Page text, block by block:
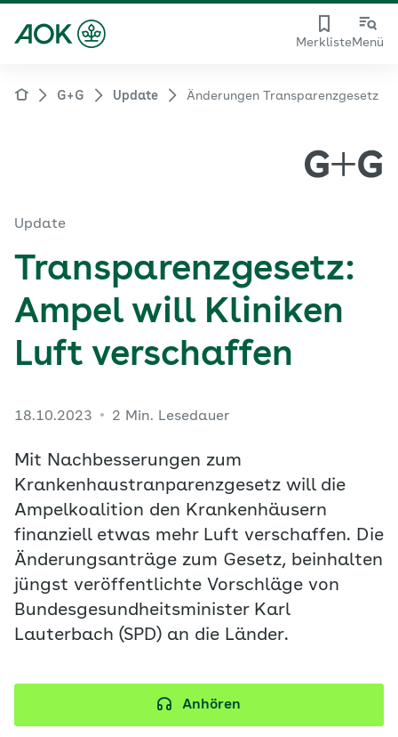
MerklisteMenü
G+G Update Änderungen Transparenzgesetz
Update
Transparenzgesetz:
Ampel will Kliniken
Luft verschaffen
18.10.2023 2 Min. Lesedauer
Mit Nachbesserungen zum
Krankenhaustranparenzgesetz will die
Ampelkoalition den Krankenhäusern
finanziell etwas mehr Luft verschaffen. Die
Änderungsanträge zum Gesetz, beinhalten
jüngst veröffentlichte Vorschläge von
Bundesgesundheitsminister Karl
Lauterbach (SPD) an die Länder.
Anhören